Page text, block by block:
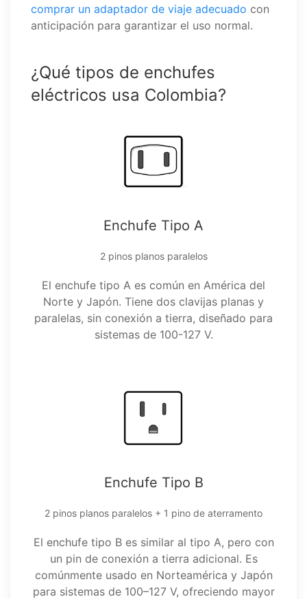
comprar un adaptador de viaje adecuado con
anticipación para garantizar el uso normal.
¿Qué tipos de enchufes
eléctricos usa Colombia?
Enchufe Tipo A
2 pinos planos paralelos
El enchufe tipo A es común en América del
Norte y Japón. Tiene dos clavijas planas y
paralelas, sin conexión a tierra, diseñado para
sistemas de 100-127 V.
Enchufe Tipo B
2 pinos planos paralelos + 1 pino de aterramento
El enchufe tipo B es similar al tipo A, pero con
un pin de conexión a tierra adicional. Es
comúnmente usado en Norteamérica y Japón
para sistemas de 100–127 V, ofreciendo mayor